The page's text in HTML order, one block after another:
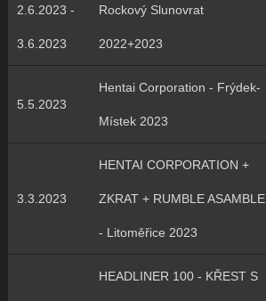
2.6.2023 -
3.6.2023
Rockový Slunovrat
2022+2023
5.5.2023
Hentai Corporation - Frýdek-
Místek 2023
3.3.2023
HENTAI CORPORATION +
ZKRAT + RUMBLE ASAMBLE
- Litoměřice 2023
HEADLINER 100 - KŘEST S